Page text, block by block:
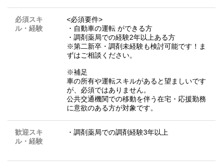
必須スキ
ル・経験
<必須要件>
・自動車の運転 ができる方
・調剤薬局での経験2年以上ある方
※第二新卒・調剤未経験も検討可能です！ま
ずはご相談ください。
※補足
車の所有や運転スキルがあると望ましいです
が、必須ではありません。
公共交通機関での移動を伴う在宅・応援勤務
に意欲のある方が対象です。
歓迎スキ
ル・経験
・調剤薬局での調剤経験3年以上